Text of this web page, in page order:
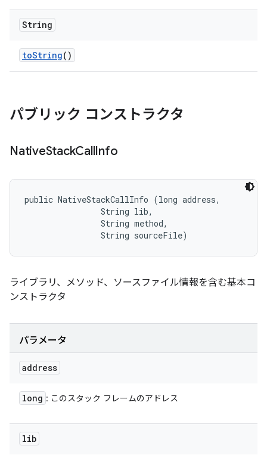
String
toString()
パブリック コンストラクタ
NativeStackCallInfo
public NativeStackCallInfo (long address,
                String lib,
                String method,
                String sourceFile)
ライブラリ、メソッド、ソースファイル情報を含む基本コ
ンストラクタ
パラメータ
address
long : このスタック フレームのアドレス
lib